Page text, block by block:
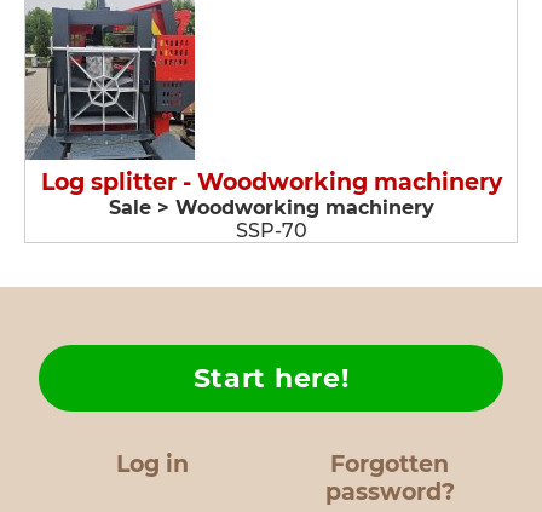
Log splitter - Woodworking machinery
Sale > Woodworking machinery
SSP-70
Log in
Forgotten
password?
Start here!